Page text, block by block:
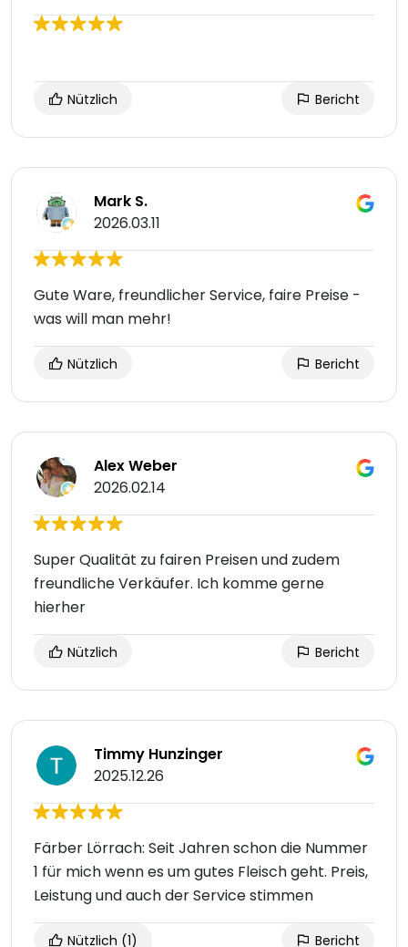
Nützlich Bericht
Mark S.
2026.03.11
Gute Ware, freundlicher Service, faire Preise -
was will man mehr!
Nützlich Bericht
Alex Weber
2026.02.14
Super Qualität zu fairen Preisen und zudem
freundliche Verkäufer. Ich komme gerne
hierher
Nützlich Bericht
Timmy Hunzinger
2025.12.26
Färber Lörrach: Seit Jahren schon die Nummer
1 für mich wenn es um gutes Fleisch geht. Preis,
Leistung und auch der Service stimmen
Nützlich (1) Bericht